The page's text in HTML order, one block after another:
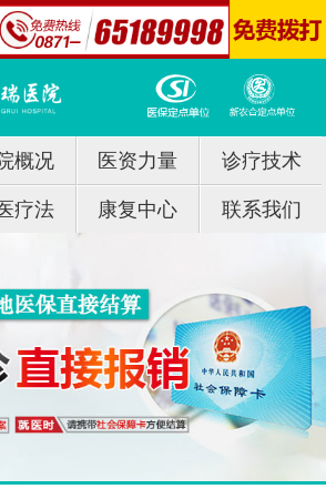
概况 医资力量 诊疗技术
疗法 康复中心 联系我们